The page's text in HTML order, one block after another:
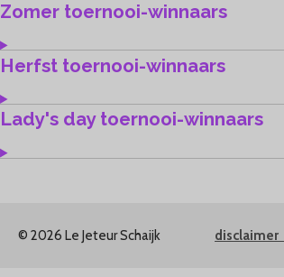
Zomer toernooi-winnaars
Herfst toernooi-winnaars
Lady's day toernooi-winnaars
© 2026 Le Jeteur Schaijk disclaimer